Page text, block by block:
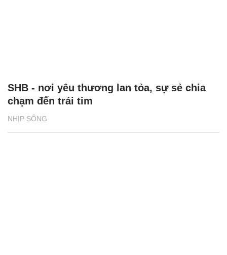
NHỊP SỐNG
SHB - nơi yêu thương lan tỏa, sự sẻ chia
chạm đến trái tim